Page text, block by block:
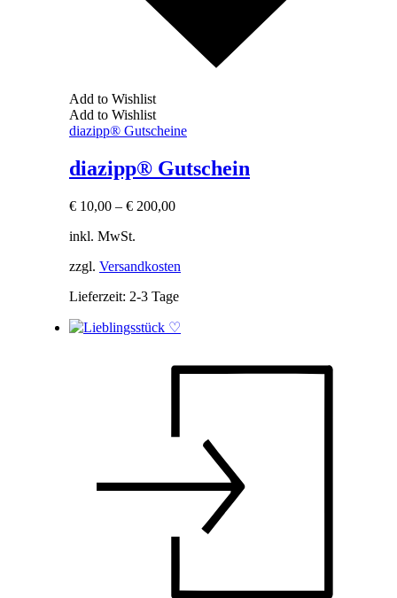
Add to Wishlist
Add to Wishlist
diazipp® Gutscheine
diazipp® Gutschein
€ 10,00 – € 200,00
inkl. MwSt.
zzgl. Versandkosten
Lieferzeit: 2-3 Tage